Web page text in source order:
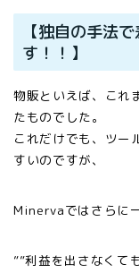
【独自の手法
す！！】
物販といえば、これ
たものでした。
これだけでも、ツー
すいのですが、
Minervaではさらに
””利益を出さなくて